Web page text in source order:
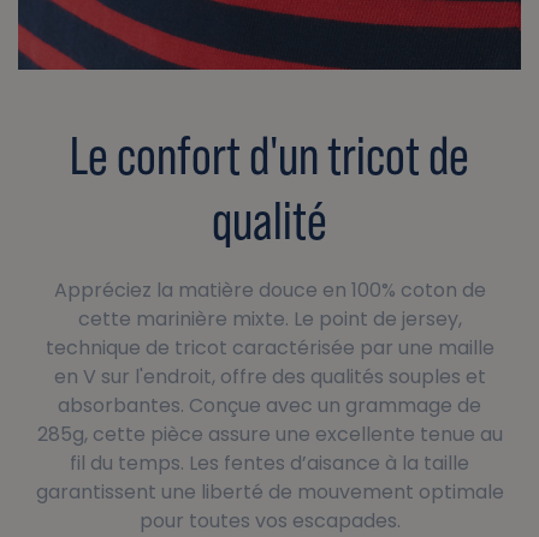
Le confort d'un tricot de
qualité
Appréciez la matière douce en 100% coton de
cette marinière mixte. Le point de jersey,
technique de tricot caractérisée par une maille
en V sur l'endroit, offre des qualités souples et
absorbantes. Conçue avec un grammage de
285g, cette pièce assure une excellente tenue au
fil du temps. Les fentes d’aisance à la taille
garantissent une liberté de mouvement optimale
pour toutes vos escapades.